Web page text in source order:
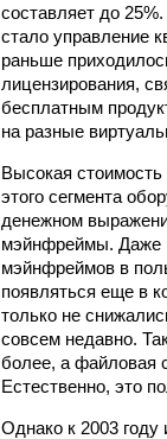
составляет до
стало управление
раньше
лицензирования,
бесплатным
на разные
Высокая
этого сегмента
денежном
мэйнфреймы. Даже
мэйнфреймов в
появляться еще в
только не
совсем недавно.
более, а файловая
Естественно, это
Однако к 2003